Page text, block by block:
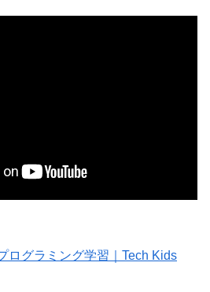
ログラミング学習｜Tech Kids